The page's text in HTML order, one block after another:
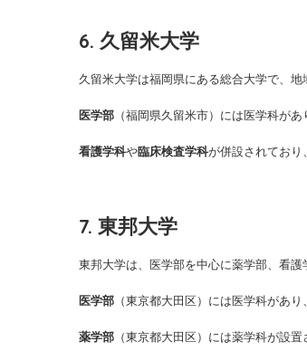
6. 久留米大学
久留米大学は福岡県にある総合大学で、地
医学部 （福岡県久留米市）には医学科が
看護学科や臨床検査学科が併設されており
7. 東邦大学
東邦大学は、医学部を中心に薬学部、看
医学部 （東京都大田区）には医学科があ
薬学部 （東京都大田区）には薬学科が設